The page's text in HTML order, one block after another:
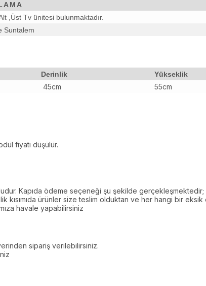
,Üst Tv ünitesi bulunmaktadır.
Suntalem
Derinlik Yükseklik
45cm 55cm
fiyatı düşülür.
Kapıda ödeme seçeneği şu şekilde gerçekleşmektedir;
kısımıda ürünler size teslim olduktan ve her hangi bir
havale yapabilirsiniz
sipariş verilebilirsiniz.